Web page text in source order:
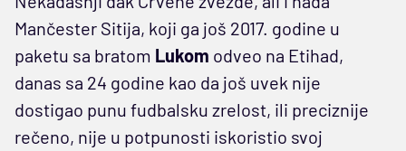
Mančester Sitija, koji ga još 2017. godine u
paketu sa bratom Lukom odveo na Etihad,
danas sa 24 godine kao da još uvek nije
dostigao punu fudbalsku zrelost, ili preciznije
rečeno, nije u potpunosti iskoristio svoj